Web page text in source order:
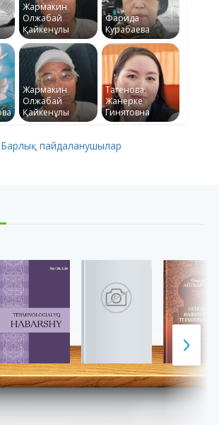
Жармакин
Олжабай
Қайкенұлы
Фарида
Курабаева
Жармакин
Олжабай
Қайкенұлы
Татенова
Жанерке
Гинятовна
Барлық пайдаланушылар